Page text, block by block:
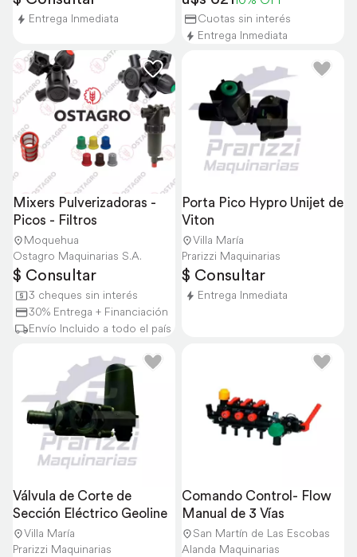
Entrega Inmediata
Cuotas sin interés
Entrega Inmediata
Mixers Pulverizadoras -
Picos - Filtros
Moquehua
Ostagro Maquinarias S.A.
$ Consultar
3 cheques sin interés
30% Entrega + Financiación
Envío Incluido a todo el país
Porta Pico Hypro Unijet de
Viton
Villa María
Prarizzi Maquinarias
$ Consultar
Entrega Inmediata
Válvula de Corte de
Sección Eléctrico Geoline
Villa María
Prarizzi Maquinarias
Comando Control- Flow
Manual de 3 Vías
San Martín de Las Escobas
Alanda Maquinarias